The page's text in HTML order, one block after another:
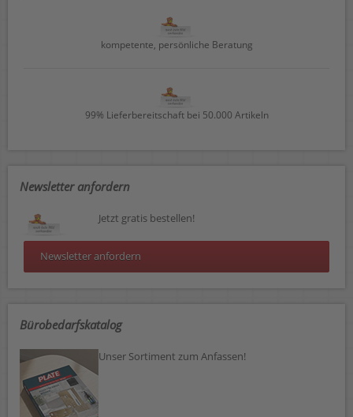
kompetente, persönliche Beratung
99% Lieferbereitschaft bei 50.000 Artikeln
Newsletter anfordern
Jetzt gratis bestellen!
Newsletter anfordern
Bürobedarfskatalog
Unser Sortiment zum Anfassen!